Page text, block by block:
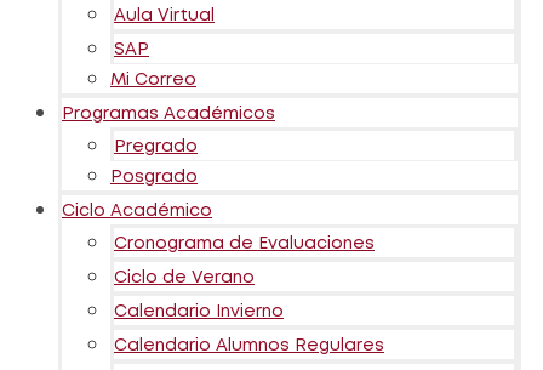
Aula Virtual
SAP
Mi Correo
Programas Académicos
Pregrado
Posgrado
Ciclo Académico
Cronograma de Evaluaciones
Ciclo de Verano
Calendario Invierno
Calendario Alumnos Regulares